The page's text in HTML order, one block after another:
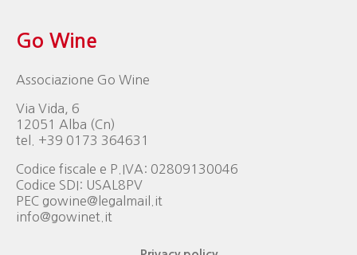
Go Wine
Associazione Go Wine
Via Vida, 6
12051 Alba (Cn)
tel. +39 0173 364631
Codice fiscale e P.IVA: 02809130046
Codice SDI: USAL8PV
PEC gowine@legalmail.it
info@gowinet.it